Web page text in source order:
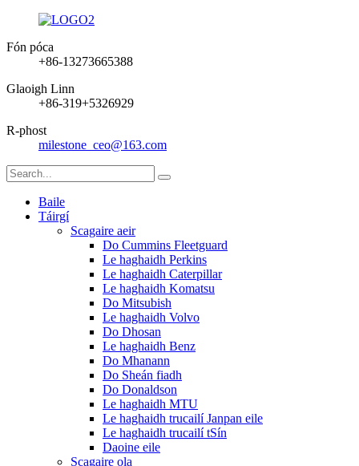
Fón póca
+86-13273665388
Glaoigh Linn
+86-319+5326929
R-phost
milestone_ceo@163.com
Baile
Táirgí
Scagaire aeir
Do Cummins Fleetguard
Le haghaidh Perkins
Le haghaidh Caterpillar
Le haghaidh Komatsu
Do Mitsubish
Le haghaidh Volvo
Do Dhosan
Le haghaidh Benz
Do Mhanann
Do Sheán fiadh
Do Donaldson
Le haghaidh MTU
Le haghaidh trucailí Janpan eile
Le haghaidh trucailí tSín
Daoine eile
Scagaire ola